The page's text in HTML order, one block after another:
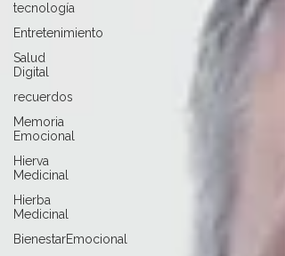
tecnología
Entretenimiento
Salud
Digital
recuerdos
Memoria
Emocional
Hierva
Medicinal
Hierba
Medicinal
BienestarEmocional